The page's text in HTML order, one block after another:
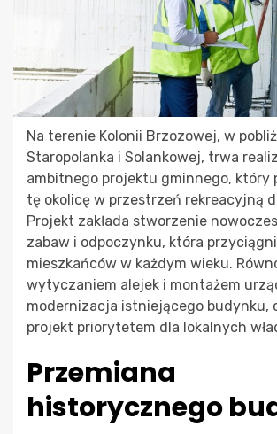
Na terenie Kolonii Brzozowej, w
Staropolanka i Solankowej, trwa
ambitnego projektu gminnego, który
tę okolicę w przestrzeń rekreacyjną
Projekt zakłada stworzenie
zabaw i odpoczynku, która
mieszkańców w każdym wieku.
wytyczaniem alejek i montażem
modernizacja istniejącego budynku,
projekt priorytetem dla lokalnych
Przemiana
historycznego